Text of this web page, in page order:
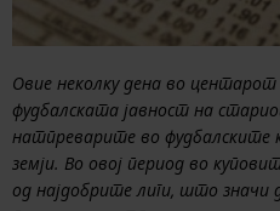
Овие неколку дена во
фудбалската јавност на
натпреварите во фудбалските
земји. Во овој период во
од најдобрите лиги, што значи